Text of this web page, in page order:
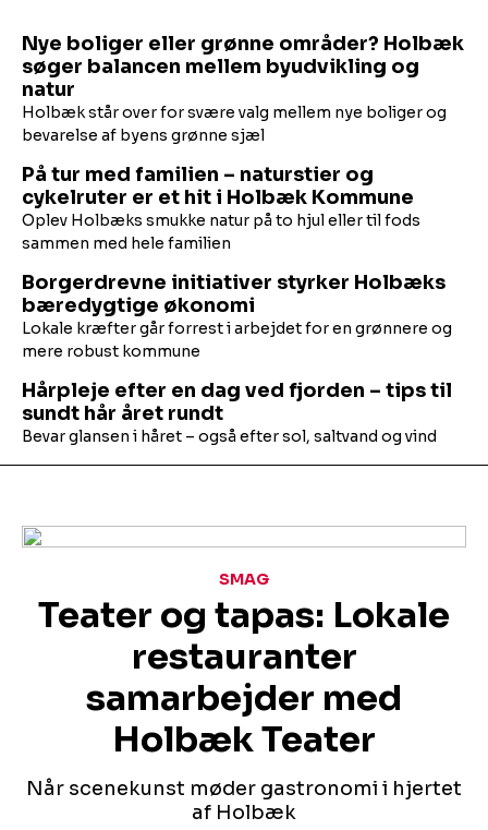
Nye boliger eller grønne områder? Holbæk
søger balancen mellem byudvikling og
natur
Holbæk står over for svære valg mellem nye boliger og
bevarelse af byens grønne sjæl
På tur med familien – naturstier og
cykelruter er et hit i Holbæk Kommune
Oplev Holbæks smukke natur på to hjul eller til fods
sammen med hele familien
Borgerdrevne initiativer styrker Holbæks
bæredygtige økonomi
Lokale kræfter går forrest i arbejdet for en grønnere og
mere robust kommune
Hårpleje efter en dag ved fjorden – tips til
sundt hår året rundt
Bevar glansen i håret – også efter sol, saltvand og vind
Teater og tapas: Lokale
restauranter
samarbejder med
Holbæk Teater
Når scenekunst møder gastronomi i hjertet
af Holbæk
SMAG